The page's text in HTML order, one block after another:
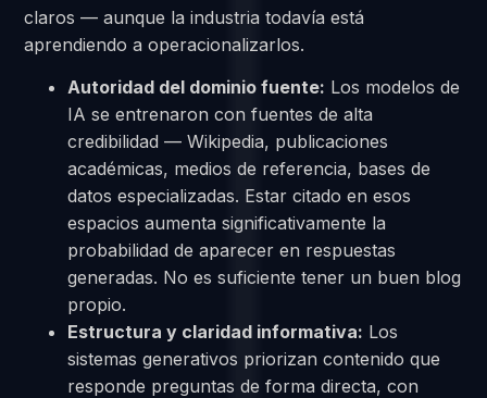
claros — aunque la industria todavía está
aprendiendo a operacionalizarlos.
Autoridad del dominio fuente: Los modelos de
IA se entrenaron con fuentes de alta
credibilidad — Wikipedia, publicaciones
académicas, medios de referencia, bases de
datos especializadas. Estar citado en esos
espacios aumenta significativamente la
probabilidad de aparecer en respuestas
generadas. No es suficiente tener un buen blog
propio.
Estructura y claridad informativa: Los
sistemas generativos priorizan contenido que
responde preguntas de forma directa, con